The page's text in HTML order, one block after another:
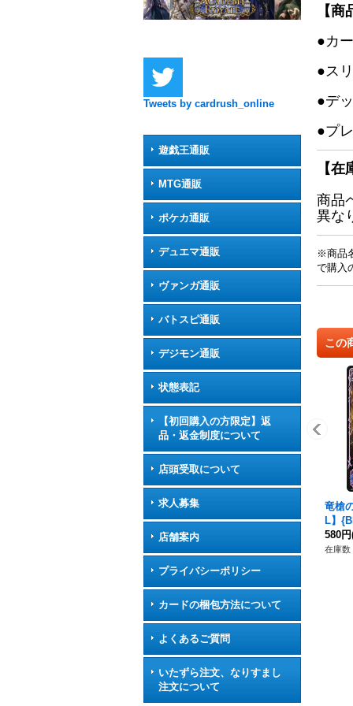
Tweets by cardrush_online
遊戯王通販
MTG通販
ポケカ通販
デュエマ通販
ヴァンガ通販
バトスピ通販
デジモン通販
状態表記
【初回購入の方限定】返
品・返金制度について
店頭受取について
求人募集
店舗案内
プライバシーポリシー
カードの梱包方法について
よくあるご質問
いたずら注文、なりすまし
注文について
【
●カ
●ス
●デ
●プ
【
商品
異な
※商品
で購入
この
竜槍
L】
ン》
580円
在庫数